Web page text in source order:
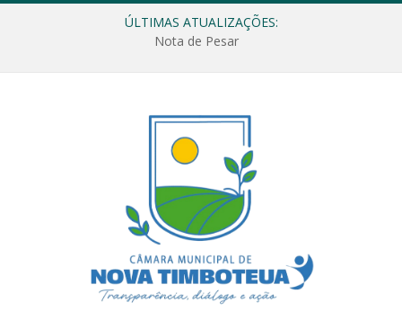
ÚLTIMAS ATUALIZAÇÕES:
Nota de Pesar